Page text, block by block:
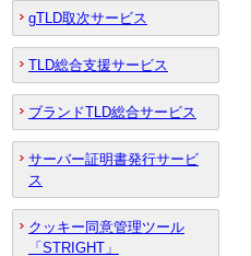
gTLD取次サービス
TLD総合支援サービス
ブランドTLD総合サービス
サーバー証明書発行サービ
ス
クッキー同意管理ツール
「STRIGHT」